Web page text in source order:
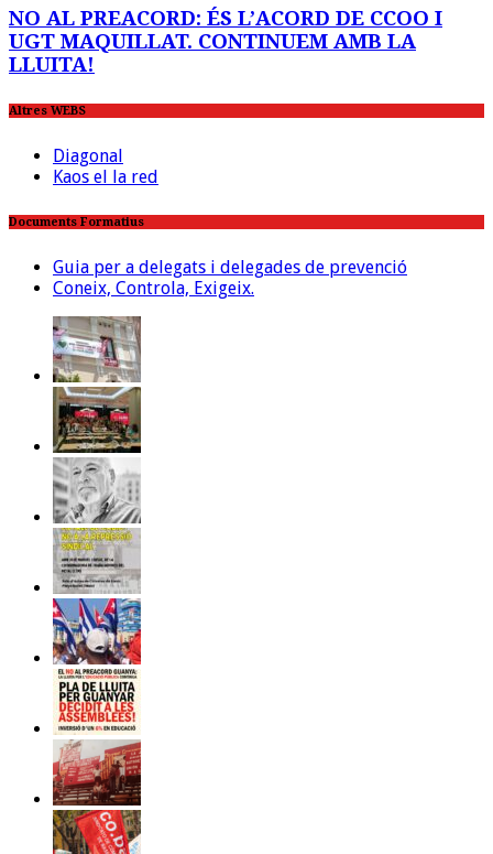
NO AL PREACORD: ÉS L’ACORD DE CCOO I
UGT MAQUILLAT. CONTINUEM AMB LA
LLUITA!
Altres WEBS
Diagonal
Kaos el la red
Documents Formatius
Guia per a delegats i delegades de prevenció
Coneix, Controla, Exigeix.